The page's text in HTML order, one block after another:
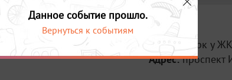
Место:
Парк у
Адрес:проспект
Данное событие прошло.
Вернуться к событиям